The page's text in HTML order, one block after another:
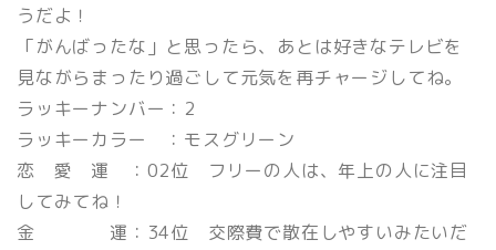
うだよ！
「がんばったな」と思ったら、あとは好きなテレビを
見ながらまったり過ごして元気を再チャージしてね。
ラッキーナンバー：2
ラッキーカラー ：モスグリーン
恋 愛 運 ：02位 フリーの人は、年上の人に注目
してみてね！
金 運：34位 交際費で散在しやすいみたいだ